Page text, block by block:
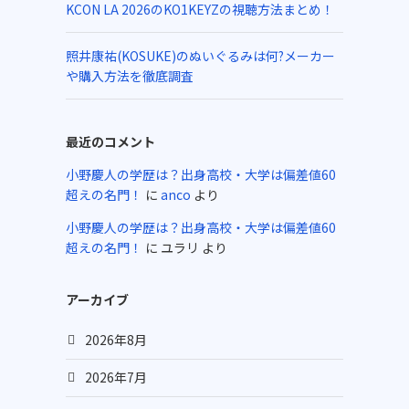
KCON LA 2026のKO1KEYZの視聴方法まとめ！
照井康祐(KOSUKE)のぬいぐるみは何?メーカー
や購入方法を徹底調査
最近のコメント
小野慶人の学歴は？出身高校・大学は偏差値60
超えの名門！ に anco より
小野慶人の学歴は？出身高校・大学は偏差値60
超えの名門！ に ユラリ より
アーカイブ
2026年8月
2026年7月